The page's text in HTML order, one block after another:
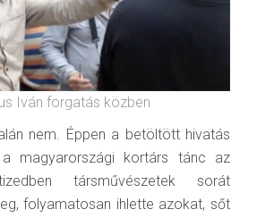
Iván forgatás közben
nem. Éppen a betöltött hivatás
magyarországi kortárs tánc az
társművészetek sorát
folyamatosan ihlette azokat, sőt